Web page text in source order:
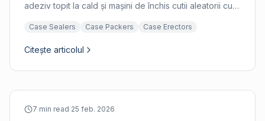
adeziv topit la cald și mașini de închis cutii aleatorii cu
Case Sealers Case Packers Case Erectors
Citește articolul
7 min read·25 feb. 2026